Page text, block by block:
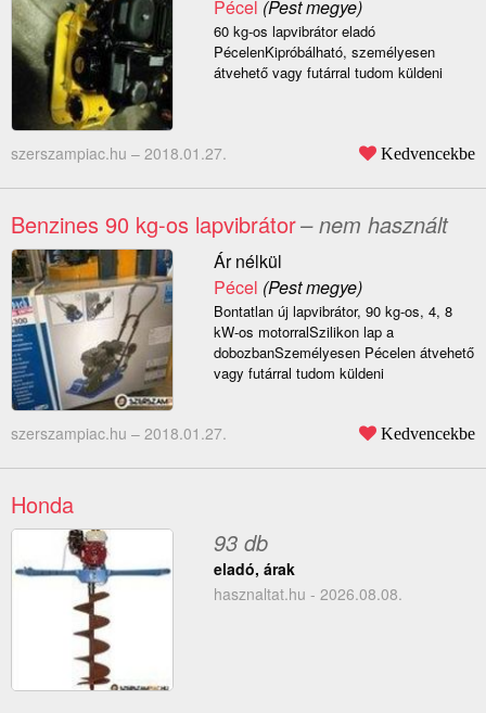
Pécel (Pest megye)
60 kg-os lapvibrátor eladó
PécelenKipróbálható, személyesen
átvehető vagy futárral tudom küldeni
szerszampiac.hu – 2018.01.27. Kedvencekbe
Benzines 90 kg-os lapvibrátor– nem használt
Ár nélkül
Pécel (Pest megye)
Bontatlan új lapvibrátor, 90 kg-os, 4, 8
kW-os motorralSzilikon lap a
dobozbanSzemélyesen Pécelen átvehető
vagy futárral tudom küldeni
szerszampiac.hu – 2018.01.27. Kedvencekbe
Honda
93 db
eladó, árak
hasznaltat.hu - 2026.08.08.